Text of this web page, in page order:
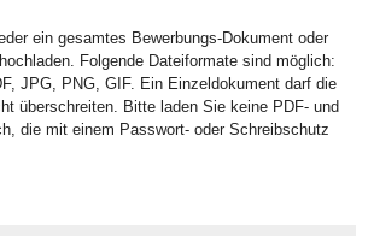
ein gesamtes Bewerbungs-Dokument oder
Folgende Dateiformate sind möglich:
JPG, PNG, GIF. Ein Einzeldokument darf die
überschreiten. Bitte laden Sie keine PDF- und
die mit einem Passwort- oder Schreibschutz